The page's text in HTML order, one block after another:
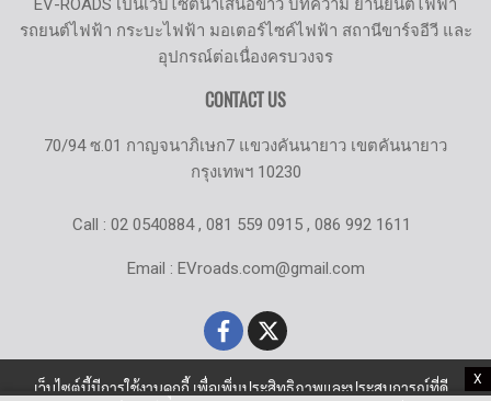
X
EV-ROADS เป็นเว็บไซต์นำเสนอข่าว บทความ ยานยนต์ไฟฟ้า
รถยนต์ไฟฟ้า กระบะไฟฟ้า มอเตอร์ไซค์ไฟฟ้า สถานีขาร์จอีวี และ
อุปกรณ์ต่อเนื่องครบวงจร
CONTACT US
70/94 ซ.01 กาญจนาภิเษก7 แขวงคันนายาว เขตคันนายาว
กรุงเทพฯ 10230
Call : 02 0540884 , 081 559 0915 , 086 992 1611
Email : EVroads.com@gmail.com
เว็บไซต์นี้มีการใช้งานคุกกี้ เพื่อเพิ่มประสิทธิภาพและประสบการณ์ที่ดี